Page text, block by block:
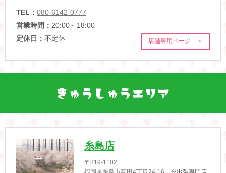
TEL： 080-6142-0777
営業時間： 20:00～18:00
定休日： 不定休 店舗専用ページ ＞
糸島店
〒819-1102